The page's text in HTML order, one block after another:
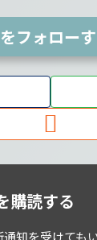
フォロー
購読する
知を受けても